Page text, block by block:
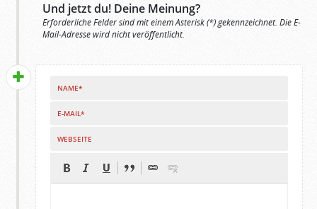
Und jetzt du! Deine Meinung?
Erforderliche Felder sind mit einem Asterisk (*) gekennzeichnet. Die E-
Mail-Adresse wird nicht veröffentlicht.
NAME*
E-MAIL*
WEBSEITE